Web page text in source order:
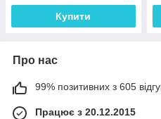
Купити
Про нас
99% позитивних з 605
Працює з 20.12.2015